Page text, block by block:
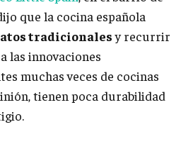
que la cocina española
tradicionalesy recurrir
las innovaciones
muchas veces de cocinas
tienen poca durabilidad